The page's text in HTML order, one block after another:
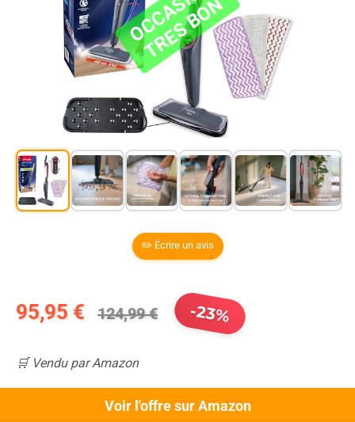
S
N
✏️ Écrire un avis
95,95 € 124,99 € -23%
🛒 Vendu par Amazon
Voir l'offre sur Amazon